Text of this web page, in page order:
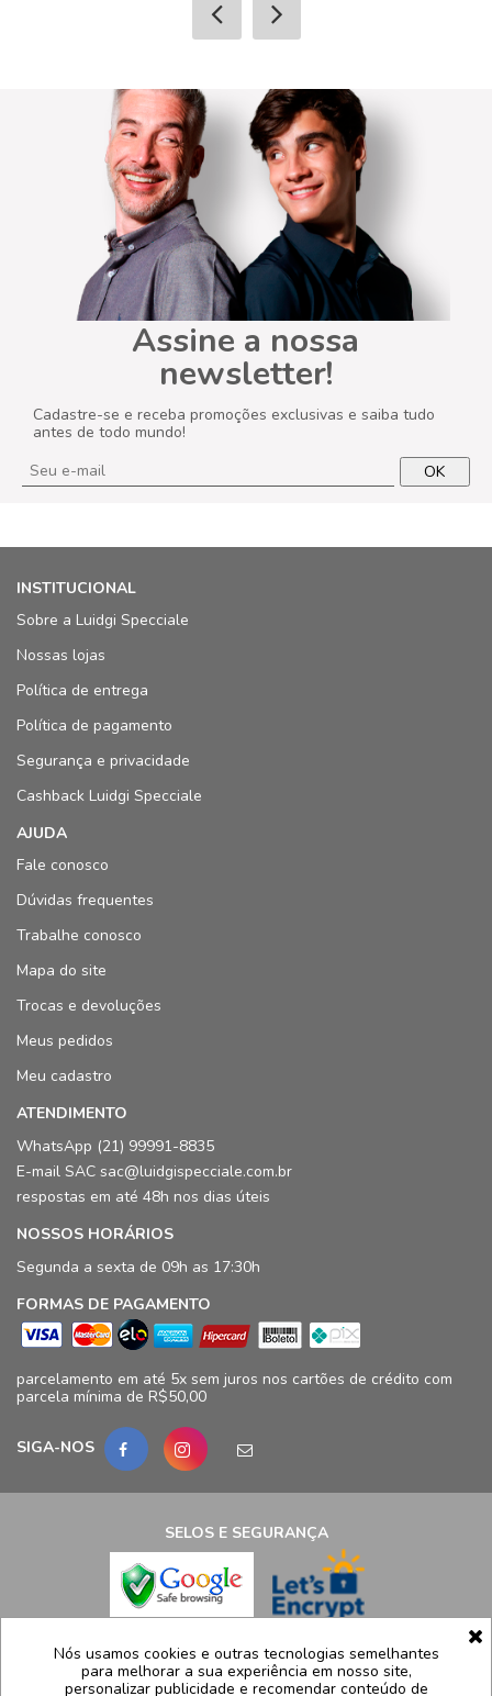
Assine a nossa
newsletter!
Cadastre-se e receba promoções exclusivas e saiba tudo
antes de todo mundo!
OK
INSTITUCIONAL
Sobre a Luidgi Specciale
Nossas lojas
Política de entrega
Política de pagamento
Segurança e privacidade
Cashback Luidgi Specciale
AJUDA
Fale conosco
Dúvidas frequentes
Trabalhe conosco
Mapa do site
Trocas e devoluções
Meus pedidos
Meu cadastro
ATENDIMENTO
WhatsApp (21) 99991-8835
E-mail SAC sac@luidgispecciale.com.br
respostas em até 48h nos dias úteis
NOSSOS HORÁRIOS
Segunda a sexta de 09h as 17:30h
FORMAS DE PAGAMENTO
parcelamento em até 5x sem juros nos cartões de crédito com
parcela mínima de R$50,00
SIGA-NOS
SELOS E SEGURANÇA
LCB Confecções Eireli | CNPJ: 19.316.833/0009-41
Avenida Ayrton Senna, 5.500, Bloco 11, loja 124/125 - Barra da
Nós usamos cookies e outras tecnologias semelhantes
para melhorar a sua experiência em nosso site,
personalizar publicidade e recomendar conteúdo de